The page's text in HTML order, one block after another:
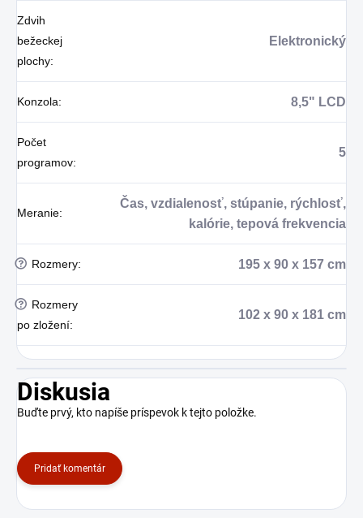
Zdvih
bežeckej
plochy:
Elektronický
Konzola: 8,5" LCD
Počet
programov:
5
Meranie:
Čas, vzdialenosť, stúpanie, rýchlosť,
kalórie, tepová frekvencia
? Rozmery: 195 x 90 x 157 cm
?
Rozmery
po zložení:
102 x 90 x 181 cm
Diskusia
Buďte prvý, kto napíše príspevok k tejto položke.
Pridať komentár